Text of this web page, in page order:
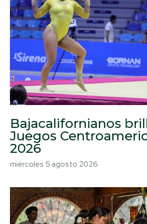
Bajacalifornianos
Juegos
2026
miércoles 5 agosto 2026